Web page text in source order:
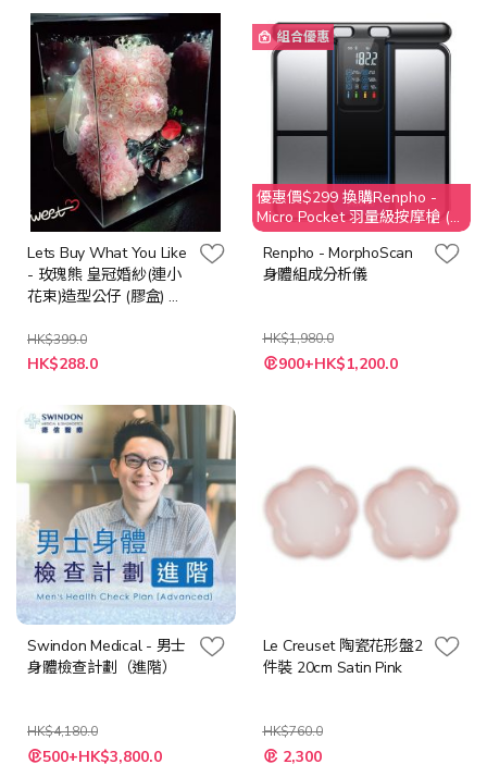
格
Lets Buy What You Like
- 玫瑰熊 皇冠婚紗(連小
花束)造型公仔 (膠盒) 附
卡
HK$399.0
特
殊
HK$288.0
組合優惠
優惠價$299 換購Renpho -
Micro Pocket 羽量級按摩槍 (價
值 $499)
Renpho - MorphoScan
身體組成分析儀
HK$1,980.0
特
殊 900+HK$1,200.0
Swindon Medical - 男士
身體檢查計劃（進階）
HK$4,180.0
特 500+HK$3,800.0
Le Creuset 陶瓷花形盤2
件裝 20cm Satin Pink
HK$760.0
特 2,300